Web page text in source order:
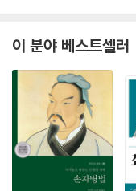
이 분야 베스트셀러